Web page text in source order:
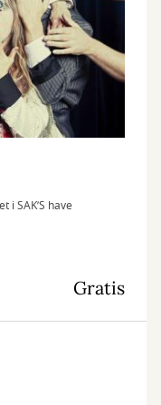
i SAK’S have
Gratis